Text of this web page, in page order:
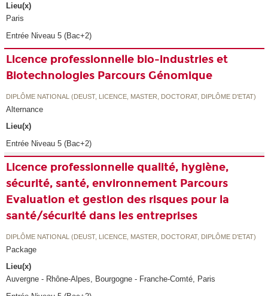
Lieu(x)
Paris
Entrée Niveau 5 (Bac+2)
Licence professionnelle bio-industries et
Biotechnologies Parcours Génomique
DIPLÔME NATIONAL (DEUST, LICENCE, MASTER, DOCTORAT, DIPLÔME D'ETAT)
Alternance
Lieu(x)
Entrée Niveau 5 (Bac+2)
Licence professionnelle qualité, hygiène,
sécurité, santé, environnement Parcours
Evaluation et gestion des risques pour la
santé/sécurité dans les entreprises
DIPLÔME NATIONAL (DEUST, LICENCE, MASTER, DOCTORAT, DIPLÔME D'ETAT)
Package
Lieu(x)
Auvergne - Rhône-Alpes, Bourgogne - Franche-Comté, Paris